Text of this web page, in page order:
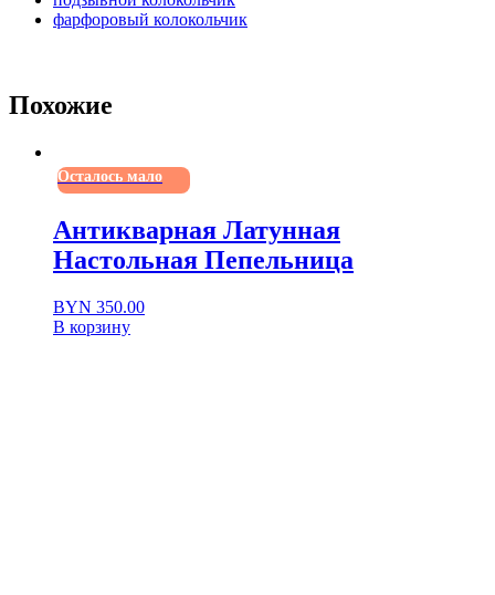
фарфоровый колокольчик
Похожие
Осталось мало
Антикварная Латунная
Настольная Пепельница
BYN 350.00
В корзину